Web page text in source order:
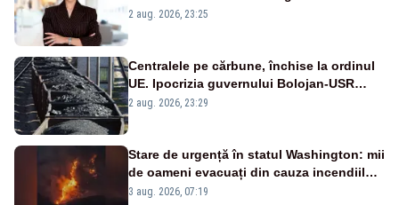
portiță?”
2 aug. 2026, 23:25
Centralele pe cărbune, închise la ordinul
UE. Ipocrizia guvernului Bolojan-USR
după starea de alertă
2 aug. 2026, 23:29
Stare de urgență în statul Washington: mii
de oameni evacuați din cauza incendiilor
puternice de vegetație
3 aug. 2026, 07:19